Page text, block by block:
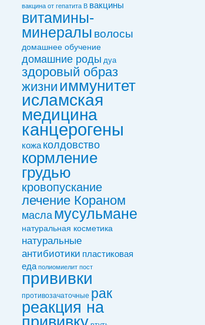
вакцинa от гепатита В вакцины
витамины-
минералы волосы
домашнее обучение
домашние роды дуа
здоровый образ
жизни иммунитет
исламская
медицина
канцерогены
кожа колдовствo
кормление
грудью
кровопускание
лечение Кораном
масла мусульмане
натуральная косметика
натуральные
антибиотики пластиковая
еда полиомиелит пост
прививки
противозачаточные рак
реакция на